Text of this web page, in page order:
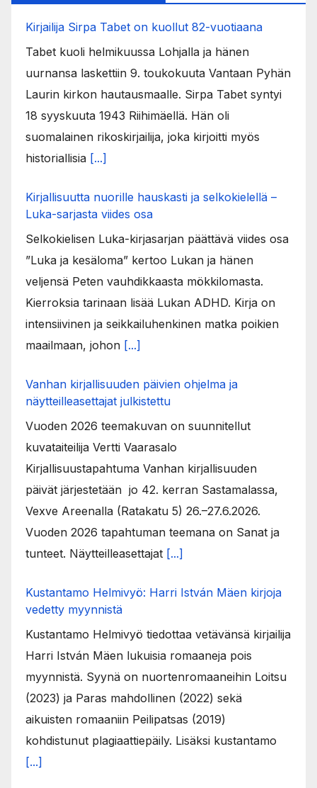
Kirjailija Sirpa Tabet on kuollut 82-vuotiaana
Tabet kuoli helmikuussa Lohjalla ja hänen
uurnansa laskettiin 9. toukokuuta Vantaan Pyhän
Laurin kirkon hautausmaalle. Sirpa Tabet syntyi
18 syyskuuta 1943 Riihimäellä. Hän oli
suomalainen rikoskirjailija, joka kirjoitti myös
historiallisia [...]
Kirjallisuutta nuorille hauskasti ja selkokielellä –
Luka-sarjasta viides osa
Selkokielisen Luka-kirjasarjan päättävä viides osa
”Luka ja kesäloma” kertoo Lukan ja hänen
veljensä Peten vauhdikkaasta mökkilomasta.
Kierroksia tarinaan lisää Lukan ADHD. Kirja on
intensiivinen ja seikkailuhenkinen matka poikien
maailmaan, johon [...]
Vanhan kirjallisuuden päivien ohjelma ja
näytteilleasettajat julkistettu
Vuoden 2026 teemakuvan on suunnitellut
kuvataiteilija Vertti Vaarasalo
Kirjallisuustapahtuma Vanhan kirjallisuuden
päivät järjestetään jo 42. kerran Sastamalassa,
Vexve Areenalla (Ratakatu 5) 26.–27.6.2026.
Vuoden 2026 tapahtuman teemana on Sanat ja
tunteet. Näytteilleasettajat [...]
Kustantamo Helmivyö: Harri István Mäen kirjoja
vedetty myynnistä
Kustantamo Helmivyö tiedottaa vetävänsä kirjailija
Harri István Mäen lukuisia romaaneja pois
myynnistä. Syynä on nuortenromaaneihin Loitsu
(2023) ja Paras mahdollinen (2022) sekä
aikuisten romaaniin Peilipatsas (2019)
kohdistunut plagiaattiepäily. Lisäksi kustantamo
[...]